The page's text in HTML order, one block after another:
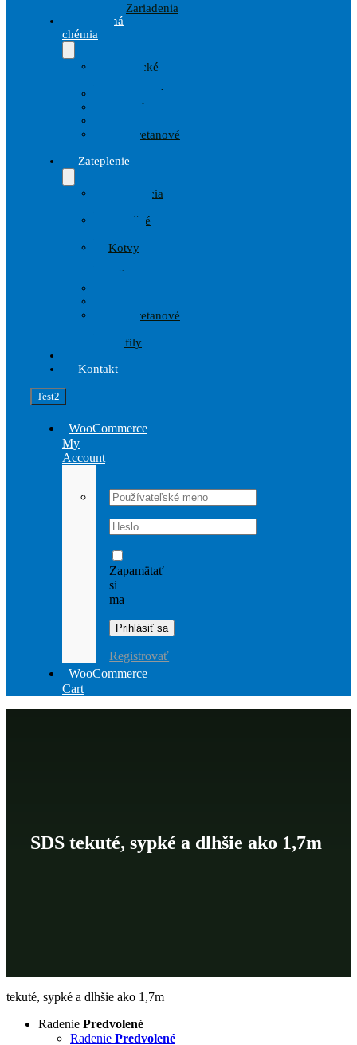
Zariadenia
Stavebná
chémia
Chemické
Hydroizolácie
Penetrácie
Polyuretanové
Zateplenie
Armovacia
Izolačné
Kotvy
Hmoždinky
Lepidlá
Polyuretanové
Profily
Kontakt
Test2
WooCommerce
My
Account
Username:
Password:
Zapamätať
si
ma
Registrovať
WooCommerce
Cart
SDS tekuté, sypké a dlhšie ako 1,7m
tekuté, sypké a dlhšie ako 1,7m
Radenie Predvolené
Radenie Predvolené